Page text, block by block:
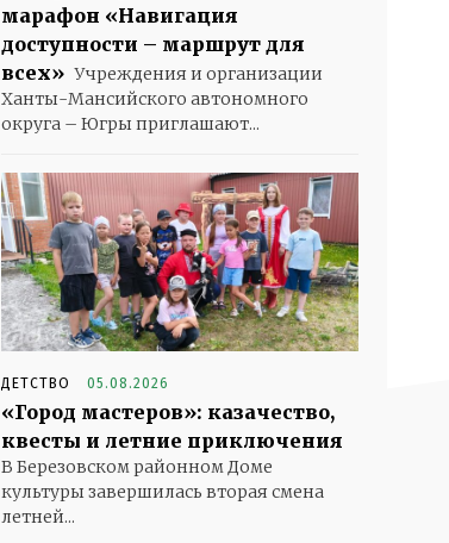
марафон «Навигация
доступности – маршрут для
всех» Учреждения и организации
Ханты-Мансийского автономного
округа – Югры приглашают...
ДЕТСТВО 05.08.2026
«Город мастеров»: казачество,
квесты и летние приключения
В Березовском районном Доме
культуры завершилась вторая смена
летней...